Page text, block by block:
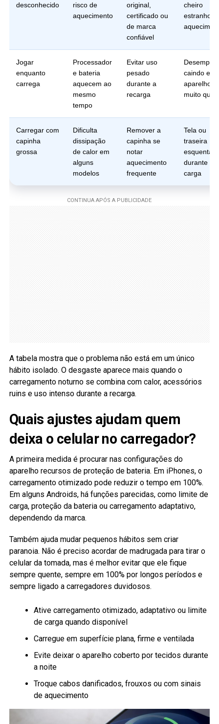
desconhecido
risco de
aquecimento
original,
certificado ou
de marca
confiável
cheiro
estranho
Jogar
enquanto
carrega
Processador
e bateria
aquecem ao
mesmo
tempo
Evitar uso
pesado
durante a
recarga
caindo e
aparelho
muito
Carregar com
capinha
grossa
Dificulta
dissipação
de calor em
alguns
modelos
Remover a
capinha se
notar
aquecimento
frequente
Tela ou
traseira
durante a
carga
A tabela mostra que o problema não está em um único
hábito isolado. O desgaste aparece mais quando o
carregamento noturno se combina com calor, acessórios
ruins e uso intenso durante a recarga.
Quais ajustes ajudam quem
deixa o celular no carregador?
A primeira medida é procurar nas configurações do
aparelho recursos de proteção de bateria. Em iPhones, o
carregamento otimizado pode reduzir o tempo em 100%.
Em alguns Androids, há funções parecidas, como limite de
carga, proteção da bateria ou carregamento adaptativo,
dependendo da marca.
Também ajuda mudar pequenos hábitos sem criar
paranoia. Não é preciso acordar de madrugada para tirar o
celular da tomada, mas é melhor evitar que ele fique
sempre quente, sempre em 100% por longos períodos e
sempre ligado a carregadores duvidosos.
Ative carregamento otimizado, adaptativo ou limite
de carga quando disponível
Carregue em superfície plana, firme e ventilada
Evite deixar o aparelho coberto por tecidos durante
a noite
Troque cabos danificados, frouxos ou com sinais
de aquecimento